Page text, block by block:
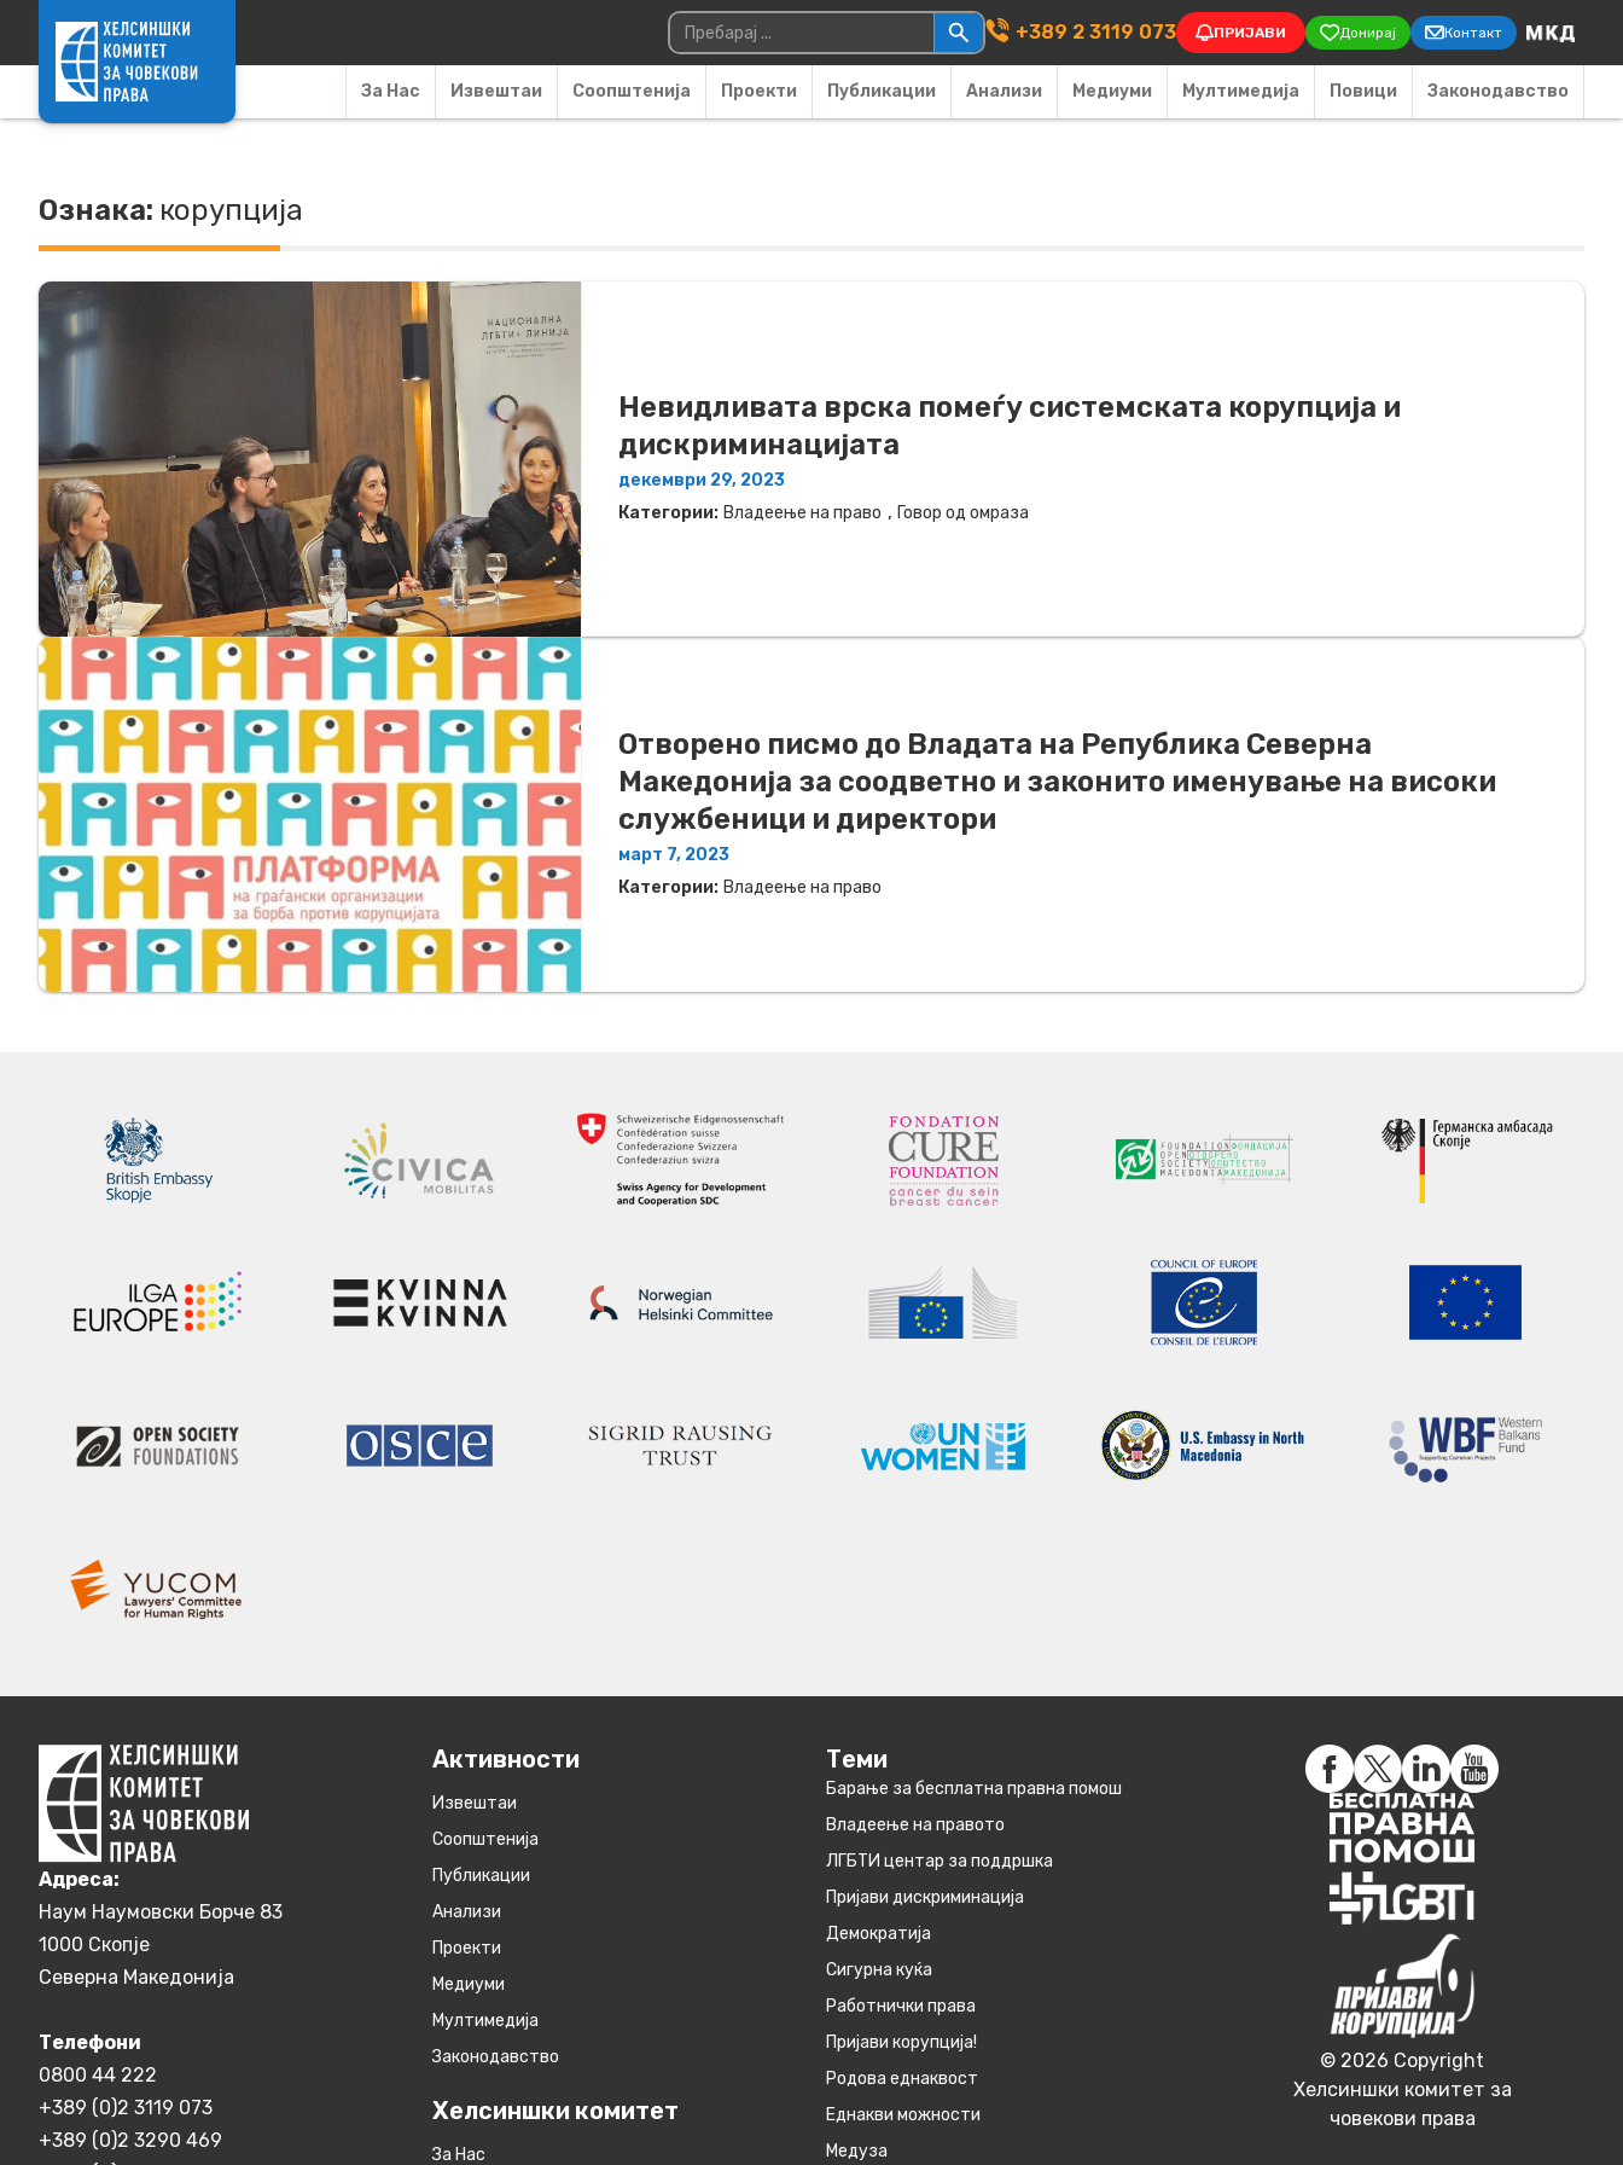
Main Navigation
Пребарувај за: +389 2 3119 073 ПРИЈАВИ Донирај Контакт
За Нас Извештаи Соопштенија Проекти Публикации Анализи Медиуми Мултимедија Повици Законодавство
Ознака: корупција
Невидливата врска помеѓу системската корупција и
дискриминацијата
декември 29, 2023
Категории: Владеење на право , Говор од омраза
Отворено писмо до Владата на Република Северна
Македонија за соодветно и законито именување на високи
службеници и директори
март 7, 2023
Категории: Владеење на право
Aдреса:
Наум Наумовски Борче 83
1000 Скопје
Северна Македонија
Телефони
0800 44 222
+389 (0)2 3119 073
+389 (0)2 3290 469
Активности
Извештаи
Соопштенија
Публикации
Анализи
Проекти
Медиуми
Мултимедија
Законодавство
Хелсиншки комитет
За Нас
Теми
Барање за бесплатна правна помош
Владеење на правото
ЛГБТИ центар за поддршка
Пријави дискриминација
Демократија
Сигурна куќа
Работнички права
Пријави корупција!
Родова еднаквост
Eднакви можности
Медуза
© 2026 Copyright
Хелсиншки комитет за
човекови права